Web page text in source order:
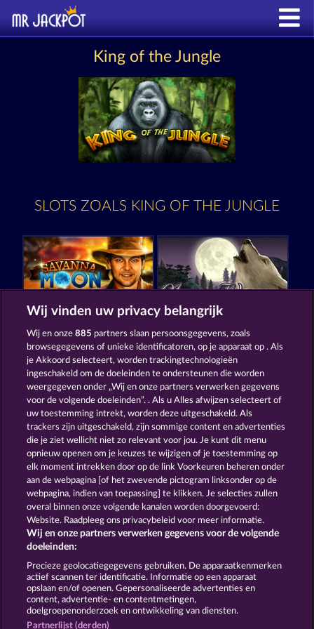
King of the Jungle
SLOTS ZOALS KING OF THE JUNGLE
Savanna Moon Night Wolves
Majestic King Wild Rapa Nui
Algemene voorwaarden
Privacy- en cookieverklaring Colofon
Bedrijf FAQ
Terugbetalingsverzoek indienen
Wij vinden uw privacy belangrijk
Wij en onze885 partners slaan persoonsgegevens, zoals
browsegegevens of unieke identificatoren, op je apparaat op . Als
je Akkoord selecteert, worden trackingtechnologieën
ingeschakeld om de doeleinden te ondersteunen die worden
weergegeven onder „Wij en onze partners verwerken gegevens
voor de volgende doeleinden”. . Als u Alles afwijzen selecteert of
uw toestemming intrekt, worden deze uitgeschakeld. Als
trackers zijn uitgeschakeld, zijn sommige content en advertenties
die je ziet wellicht niet zo relevant voor jou. Je kunt dit menu
opnieuw openen om je keuzes te wijzigen of je toestemming op
elk moment intrekken door op de link Voorkeuren beheren onder
aan de webpagina [of het zwevende pictogram linksonder op de
webpagina, indien van toepassing] te klikken. Je selecties zullen
overal binnen onze volgende kanalen worden doorgevoerd:
Website. Raadpleeg ons privacybeleid voor meer informatie.
Wij en onze partners verwerken gegevens voor de volgende
doeleinden:
Precieze geolocatiegegevens gebruiken. De apparaatkenmerken
actief scannen ter identificatie. Informatie op een apparaat
opslaan en/of openen. Gepersonaliseerde advertenties en
content, advertentie- en contentmetingen,
doelgroepenonderzoek en ontwikkeling van diensten.
Partnerlijst (derden)